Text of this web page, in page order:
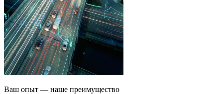
Ваш опыт — наше преимущество